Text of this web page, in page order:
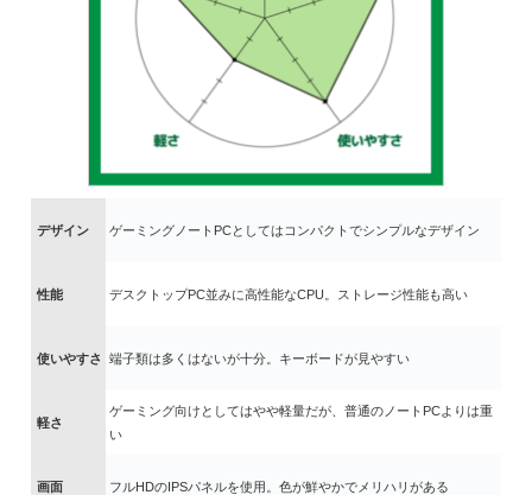
デザイン ゲーミングノートPCとしてはコンパクトでシンプルなデザイン
性能 デスクトップPC並みに高性能なCPU。ストレージ性能も高い
使いやすさ 端子類は多くはないが十分。キーボードが見やすい
軽さ
ゲーミング向けとしてはやや軽量だが、普通のノートPCよりは重
い
画面 フルHDのIPSパネルを使用。色が鮮やかでメリハリがある